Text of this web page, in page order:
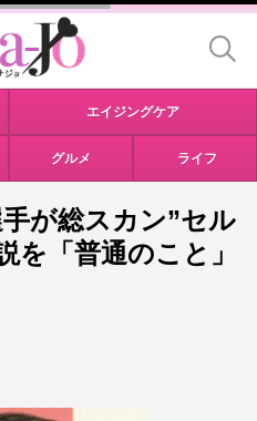
エイジングケア
グルメ ライフ
が総スカン”セル
を「普通のこと」